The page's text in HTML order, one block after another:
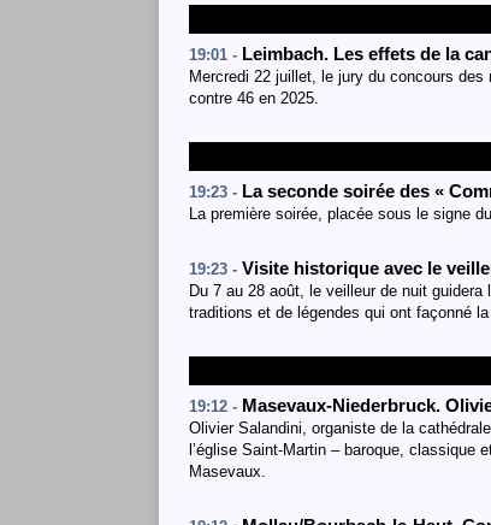
19:01 - Leimbach. Les effets de la
Mercredi 22 juillet, le jury du concours
contre 46 en 2025.
19:23 - La seconde soirée des «
La première soirée, placée sous le signe
19:23 - Visite historique avec le
Du 7 au 28 août, le veilleur de nuit
traditions et de légendes qui ont façonné
19:12 - Masevaux-Niederbruck.
Olivier Salandini, organiste de la
l’église Saint-Martin – baroque, classique
Masevaux.